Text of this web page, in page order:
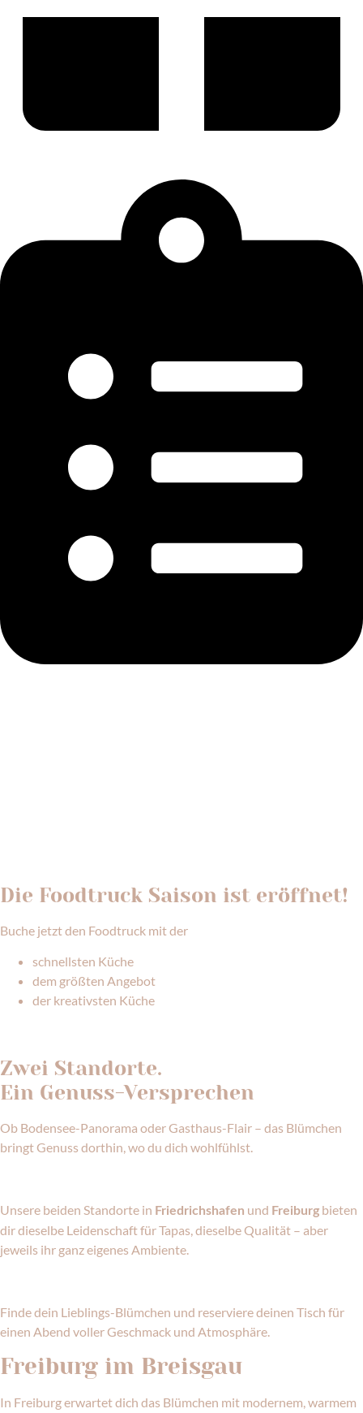
Die Foodtruck Saison ist eröffnet!
Buche jetzt den Foodtruck mit der
schnellsten Küche
dem größten Angebot
der kreativsten Küche
Zwei Standorte.
Ein Genuss-Versprechen
Ob Bodensee-Panorama oder Gasthaus-Flair – das Blümchen
bringt Genuss dorthin, wo du dich wohlfühlst.
Unsere beiden Standorte in Friedrichshafen und Freiburg bieten
dir dieselbe Leidenschaft für Tapas, dieselbe Qualität – aber
jeweils ihr ganz eigenes Ambiente.
Finde dein Lieblings-Blümchen und reserviere deinen Tisch für
einen Abend voller Geschmack und Atmosphäre.
Freiburg im Breisgau
In Freiburg erwartet dich das Blümchen mit modernem, warmem